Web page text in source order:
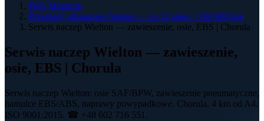
PHS Magnum
Przeglądy silonaczep Spitzer — co 12 mies. / 100 000 km
Serwis naczep Wielton — zawieszenie, osie, EBS | Chorula
Serwis naczep Wielton — zawieszenie,
osie, EBS | Chorula
Serwis naczep Wielton: osie SAF/BPW, zawieszenie pneumatyczne,
hamulce EBS/ABS, naprawy powypadkowe. Chorula, 4 km od A4.
ISO 9001:2015. ☎ +48 602 716 551.